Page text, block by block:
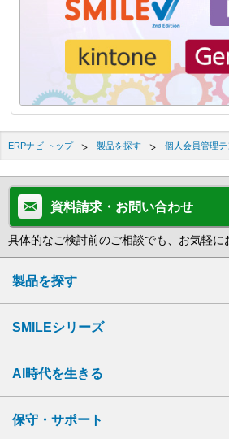
ERPナビ トップ 製品を探す 個人会員管理テ
資料請求・お問い合わせ
具体的なご検討前のご相談でも、お気軽に
製品を探す
SMILEシリーズ
AI時代を生きる
保守・サポート